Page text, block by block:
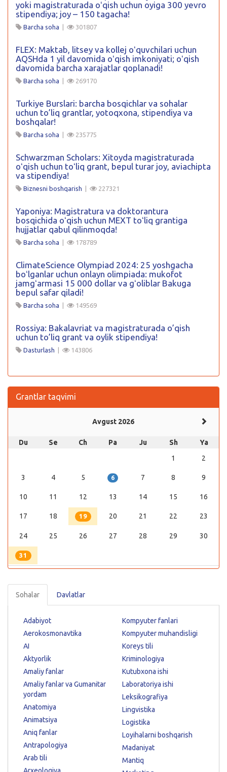
yoki magistraturada oʻqish uchun oyiga 300 yevro
stipendiya; joy – 150 tagacha!
Barcha soha | 301807
FLEX: Maktab, litsey va kollej oʻquvchilari uchun
AQSHda 1 yil davomida oʻqish imkoniyati; oʻqish
davomida barcha xarajatlar qoplanadi!
Barcha soha | 269170
Turkiye Burslari: barcha bosqichlar va sohalar
uchun to’liq grantlar, yotoqxona, stipendiya va
boshqalar!
Barcha soha | 235775
Schwarzman Scholars: Xitoyda magistraturada
oʻqish uchun toʻliq grant, bepul turar joy, aviachipta
va stipendiya!
Biznesni boshqarish | 227321
Yaponiya: Magistratura va doktorantura
bosqichida oʻqish uchun MEXT toʻliq grantiga
hujjatlar qabul qilinmoqda!
Barcha soha | 178789
ClimateScience Olympiad 2024: 25 yoshgacha
boʻlganlar uchun onlayn olimpiada: mukofot
jamgʻarmasi 15 000 dollar va gʻoliblar Bakuga
bepul safar qiladi!
Barcha soha | 149569
Rossiya: Bakalavriat va magistraturada o’qish
uchun to’liq grant va oylik stipendiya!
Dasturlash | 143806
Grantlar taqvimi
Avgust 2026
Du Se Ch Pa Ju Sh
Ya
1
2
3 4 5 6 7 8 9
10 11 12 13 14 15 16
17 18 19 20 21 22 23
24 25 26 27 28 29 30
31
Sohalar Davlatlar
Adabiyot
Aerokosmonavtika
AI
Aktyorlik
Amaliy fanlar
Amaliy fanlar va Gumanitar
yordam
Anatomiya
Animatsiya
Aniq fanlar
Antrapologiya
Arab tili
Kompyuter fanlari
Kompyuter muhandisligi
Koreys tili
Kriminologiya
Kutubxona ishi
Laboratoriya ishi
Leksikografiya
Lingvistika
Logistika
Loyihalarni boshqarish
Madaniyat
Mantiq